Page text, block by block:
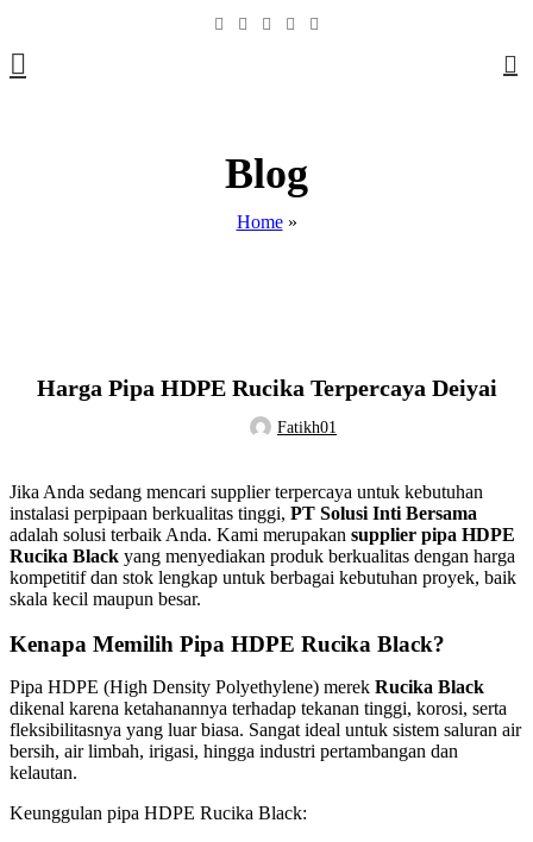
Blog
Home»
Harga Pipa HDPE Rucika Terpercaya Deiyai
Fatikh01
Jika Anda sedang mencari supplier terpercaya untuk kebutuhan
instalasi perpipaan berkualitas tinggi, PT Solusi Inti Bersama
adalah solusi terbaik Anda. Kami merupakan supplier pipa HDPE
Rucika Black yang menyediakan produk berkualitas dengan harga
kompetitif dan stok lengkap untuk berbagai kebutuhan proyek, baik
skala kecil maupun besar.
Kenapa Memilih Pipa HDPE Rucika Black?
Pipa HDPE (High Density Polyethylene) merek Rucika Black
dikenal karena ketahanannya terhadap tekanan tinggi, korosi, serta
fleksibilitasnya yang luar biasa. Sangat ideal untuk sistem saluran air
bersih, air limbah, irigasi, hingga industri pertambangan dan
kelautan.
Keunggulan pipa HDPE Rucika Black: